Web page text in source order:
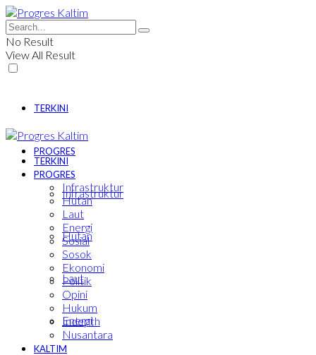
No Result
View All Result
TERKINI
PROGRES
Infrastruktur
Hutan
Laut
Energi
TERKINI
PROGRES
Infrastruktur
Hutan
Laut
Energi
Sosial
Sosok
Ekonomi
Politik
Opini
Hukum
Indepth
Nusantara
KALTIM